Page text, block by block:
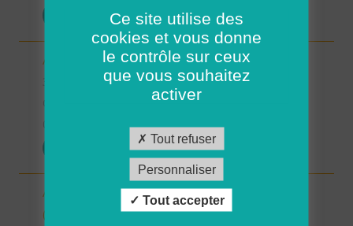
Aide à domicile - secteur Beaumarchès (H/F)
Auxiliaire de vie sociale - secteur L'Isle Jourdain
(H/F)
Ce site utilise des
cookies et vous donne
le contrôle sur ceux
que vous souhaitez
activer
Tout refuser
Personnaliser
Tout accepter